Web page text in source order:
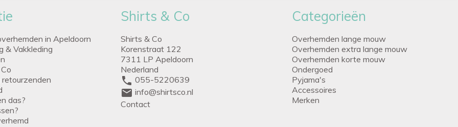
in Apeldoorn
& Vakkleding
das?
Shirts & Co
Shirts & Co
Korenstraat 122
7311 LP Apeldoorn
Nederland
phone 055-5220639
mail info@shirtsco.nl
Contact
Categorieën
Overhemden lange mouw
Overhemden extra lange mouw
Overhemden korte mouw
Ondergoed
Pyjama's
Accessoires
Merken